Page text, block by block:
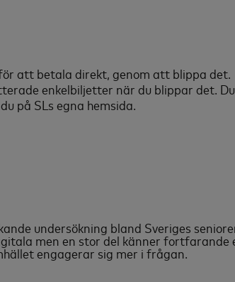
att betala direkt, genom att blippa det.
enkelbiljetter när du blippar det.
på SLs egna hemsida.
undersökning bland Sveriges
men en stor del känner fortfarande
engagerar sig mer i frågan.